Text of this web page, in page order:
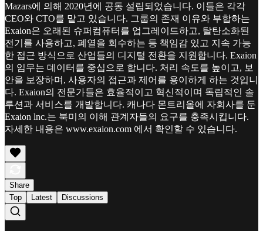
Mazars에 의해 2020년에 공동 설립되었습니다. 이들은 각각
CEO와 CTO를 맡고 있습니다. 그룹의 존재 이유와 부합하는
Exaion은 오래된 슈퍼컴퓨터를 업그레이드하고, 탈탄소화된
전기를 사용하고, 폐열을 회수하는 등 책임감 있고 지속 가능
한 접근 방식으로 산업들의 디지털 전환을 지원합니다. Exaion
의 임무는 데이터를 중십으로 합니다. 처리 속도를 높이고, 보
안을 보장하며, 사용자의 접근과 제어를 용이하게 하는 것입니
다. Exaion의 전문가들은 효율적이고 혁신적이며 독립적인 솔
루션과 서비스를 개발합니다. 캐나다 몬트리올에 자회사를 둔
Exaion lnc.는 북미의 이해 관계자들의 요구를 충족시킵니다.
자세한 내용은 www.exaion.com 에서 확인할 수 있습니다.
Share
Top
Latest Discussions